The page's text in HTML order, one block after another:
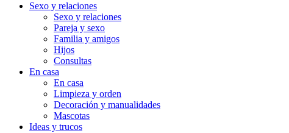
Sexo y relaciones
Sexo y relaciones
Pareja y sexo
Familia y amigos
Hijos
Consultas
En casa
En casa
Limpieza y orden
Decoración y manualidades
Mascotas
Ideas y trucos